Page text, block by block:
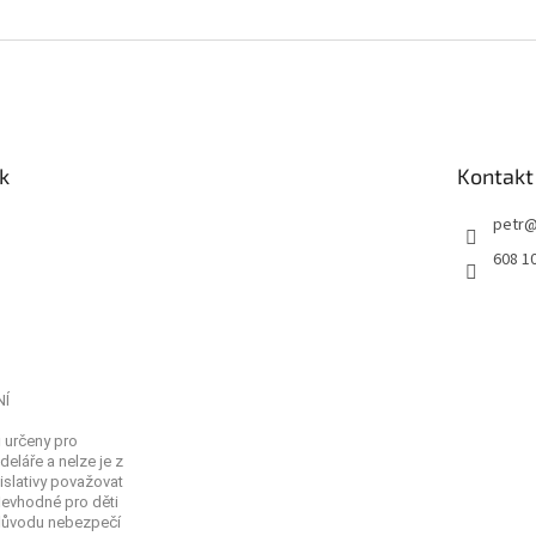
Kontakt
petr
608
pro
a nelze je z
považovat
pro děti
nebezpečí